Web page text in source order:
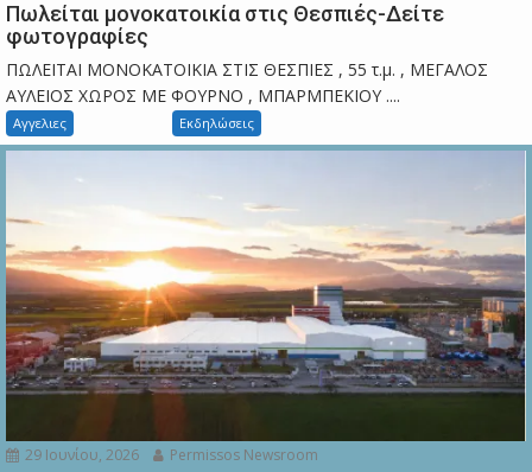
Πωλείται μονοκατοικία στις Θεσπιές-Δείτε
φωτογραφίες
ΠΩΛΕΙΤΑΙ ΜΟΝΟΚΑΤΟΙΚΙΑ ΣΤΙΣ ΘΕΣΠΙΕΣ , 55 τ.μ. , ΜΕΓΑΛΟΣ
ΑΥΛΕΙΟΣ ΧΩΡΟΣ ΜΕ ΦΟΥΡΝΟ , ΜΠΑΡΜΠΕΚΙΟΥ ....
Αγγελιες Εκδηλώσεις
29 Ιουνίου, 2026 Permissos Newsroom